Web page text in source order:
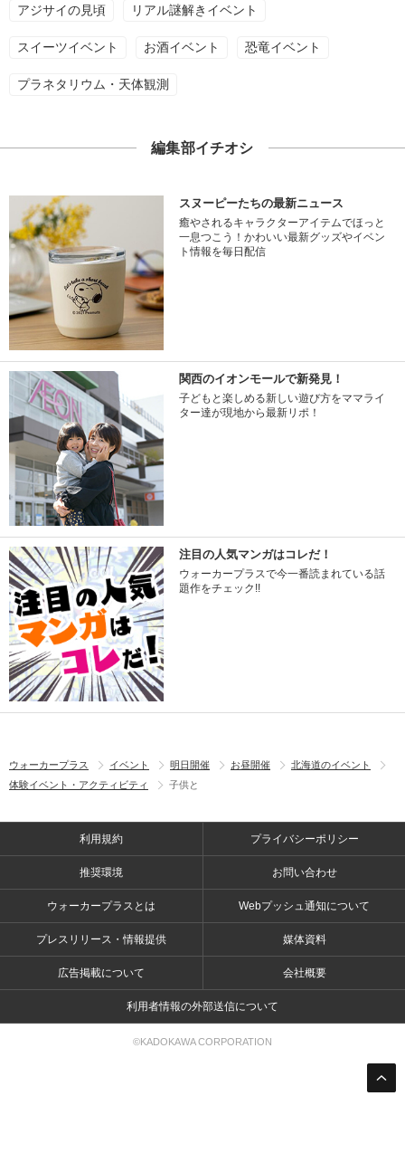
アジサイの見頃 リアル謎解きイベント
スイーツイベント お酒イベント 恐竜イベント
プラネタリウム・天体観測
編集部イチオシ
スヌーピーたちの最新ニュース
癒やされるキャラクターアイテムでほっと
一息つこう！かわいい最新グッズやイベン
ト情報を毎日配信
関西のイオンモールで新発見！
子どもと楽しめる新しい遊び方をママライ
ター達が現地から最新リポ！
注目の人気マンガはコレだ！
ウォーカープラスで今一番読まれている話
題作をチェック!!
ウォーカープラス イベント 明日開催 お昼開催
北海道のイベント
体験イベント・アクティビティ
子供と
利用規約 プライバシーポリシー
推奨環境 お問い合わせ
ウォーカープラスとは Webプッシュ通知について
プレスリリース・情報提供 媒体資料
広告掲載について 会社概要
利用者情報の外部送信について
©KADOKAWA CORPORATION